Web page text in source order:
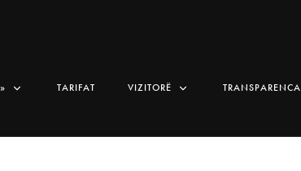
TARIFAT VIZITORË TRANSPARENCA